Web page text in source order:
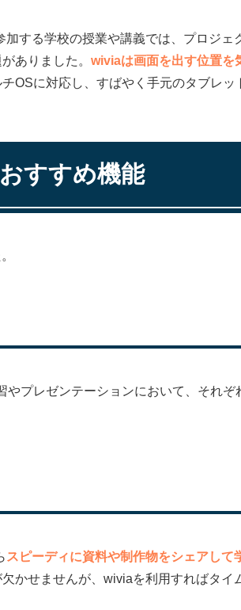
する学校の授業や講義では、プロジェ
ありました。 wiviaは画面を出す位置を
チOSに対応し、すばやく手元のタブレッ
すすめ機能
プレゼンテーションにおいて、それぞ
スピーディに資料や制作物をシェアして
かせませんが、wiviaを利用すればタイ